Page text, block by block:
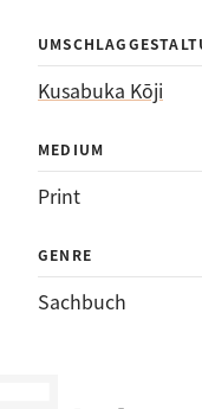
Kusabuka Kōji
MEDIUM
Print
GENRE
Sachbuch